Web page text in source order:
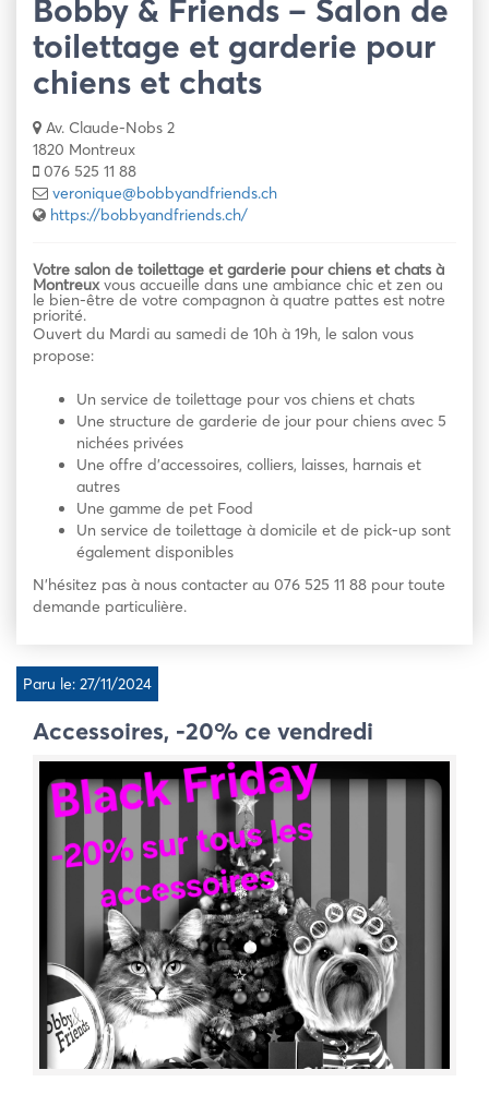
Bobby & Friends – Salon de
toilettage et garderie pour
chiens et chats
Av. Claude-Nobs 2
1820 Montreux
076 525 11 88
veronique@bobbyandfriends.ch
https://bobbyandfriends.ch/
Votre salon de toilettage et garderie pour chiens et chats à
Montreuxvous accueille dans une ambiance chic et zen ou
le bien-être de votre compagnon à quatre pattes est notre
priorité.
Ouvert du Mardi au samedi de 10h à 19h, le salon vous
propose:
Un service de toilettage pour vos chiens et chats
Une structure de garderie de jour pour chiens avec 5
nichées privées
Une offre d’accessoires, colliers, laisses, harnais et
autres
Une gamme de pet Food
Un service de toilettage à domicile et de pick-up sont
également disponibles
N’hésitez pas à nous contacter au 076 525 11 88 pour toute
demande particulière.
Paru le: 27/11/2024
Accessoires, -20% ce vendredi